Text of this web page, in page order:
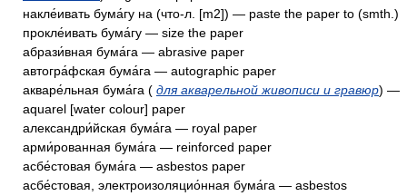
накле́ивать бума́гу на (что-л. [m2]) — paste the paper to (smth.)
прокле́ивать бума́гу — size the paper
абрази́вная бума́га — abrasive paper
автогра́фская бума́га — autographic paper
акваре́льная бума́га ( для акварельной живописи и гравюр) —
aquarel [water colour] paper
александри́йская бума́га — royal paper
арми́рованная бума́га — reinforced paper
асбе́стовая бума́га — asbestos paper
асбе́стовая, электроизоляцио́нная бума́га — asbestos